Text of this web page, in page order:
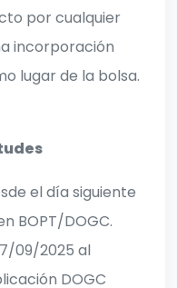
por cualquier
incorporación
lugar de la bolsa.
el día siguiente
BOPT/DOGC.
09/2025 al
DOGC